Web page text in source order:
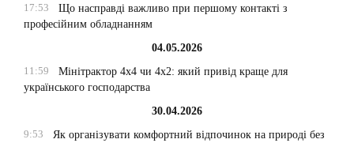
17:53
Що насправді важливо при першому контакті з
професійним обладнанням
04.05.2026
11:59
Мінітрактор 4х4 чи 4х2: який привід краще для
українського господарства
30.04.2026
9:53
Як організувати комфортний відпочинок на природі без